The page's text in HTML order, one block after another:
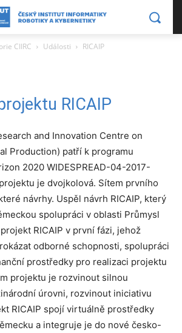
CIIRC Události RICAIP
RICAIP
and Innovation Centre on
Production) patří k programu
2020 WIDESPREAD-04-2017-
je dvojkolová. Sítem prvního
návrhy. Uspěl návrh RICAIP, který
spolupráci v oblasti Průmysl
RICAIP v první fázi, jehož
odborné schopnosti, spolupráci
prostředky pro realizaci projektu
projektu je rozvinout silnou
úrovni, rozvinout iniciativu
RICAIP spojí virtuálně prostředky
a integruje je do nové česko-